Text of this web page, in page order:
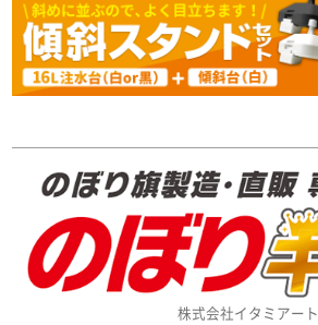
株式会社イタミアート